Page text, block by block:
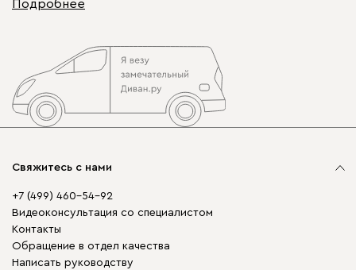
Подробнее
Свяжитесь с нами
+7 (499) 460-54-92
Видеоконсультация со специалистом
Контакты
Обращение в отдел качества
Написать руководству